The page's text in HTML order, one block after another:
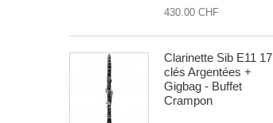
430.00 CHF
Clarinette Sib E11 17
clés Argentées +
Gigbag - Buffet
Crampon